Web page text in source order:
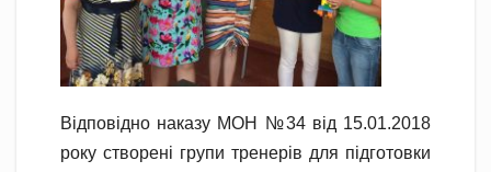
Відповідно наказу МОН №34 від 15.01.2018
року створені групи тренерів для підготовки